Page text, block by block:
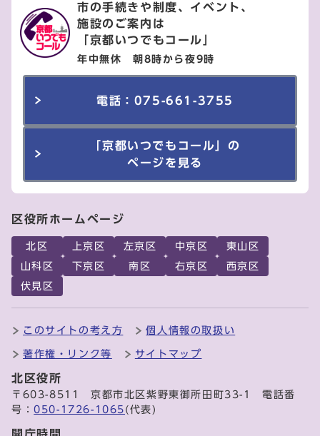
市の手続きや制度、イベント、
施設のご案内は
「京都いつでもコール」
年中無休 朝8時から夜9時
電話：075-661-3755
「京都いつでもコール」の
ページを見る
区役所ホームページ
北区 上京区 左京区 中京区
東山区
山科区
下京区 南区 右京区
西京区
伏見区
このサイトの考え方 個人情報の取扱い
著作権・リンク等 サイトマップ
北区役所
〒603-8511 京都市北区紫野東御所田町33-1 電話番
号：050-1726-1065 (代表)